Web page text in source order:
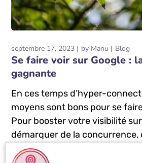
septembre 17, 2023 by Manu Blog
Se faire voir sur Google :
gagnante
En ces temps d’hyper-
moyens sont bons pour se
Pour booster votre visibilité
démarquer de la concurrence,
stratégie gagnante : se faire